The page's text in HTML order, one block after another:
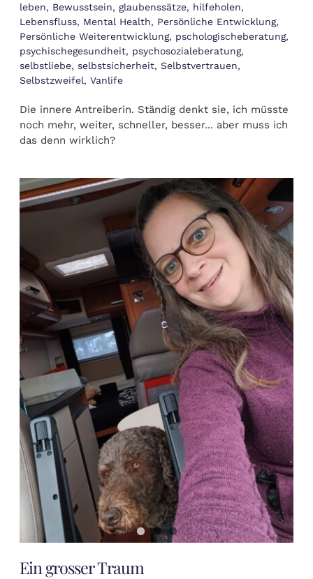
leben, Bewusstsein, glaubenssätze, hilfeholen,
Lebensfluss, Mental Health, Persönliche Entwicklung,
Persönliche Weiterentwicklung, pschologischeberatung,
psychischegesundheit, psychosozialeberatung,
selbstliebe, selbstsicherheit, Selbstvertrauen,
Selbstzweifel, Vanlife
Die innere Antreiberin. Ständig denkt sie, ich müsste
noch mehr, weiter, schneller, besser... aber muss ich
das denn wirklich?
Ein grosser Traum